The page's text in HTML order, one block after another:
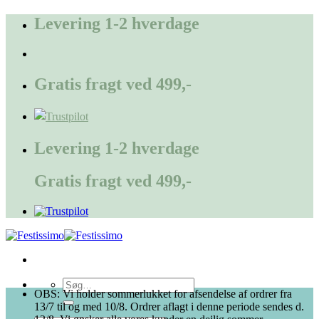
FortsætLevering 1-2 hverdage
Gratis fragt ved 499,-
Levering 1-2 hverdage
Gratis fragt ved 499,-
Søg
efter:
OBS: Vi holder sommerlukket for afsendelse af ordrer fra
13/7 til og med 10/8. Ordrer aflagt i denne periode sendes d.